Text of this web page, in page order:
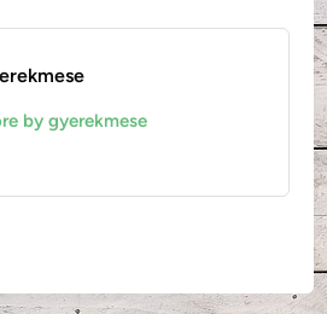
by gyerekmese